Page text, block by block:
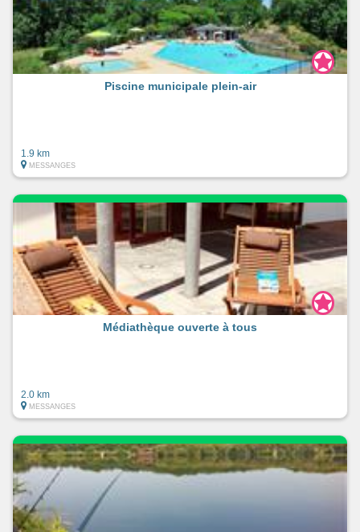
Piscine municipale plein-air
1.9 km
MESSANGES
Médiathèque ouverte à tous
2.0 km
MESSANGES